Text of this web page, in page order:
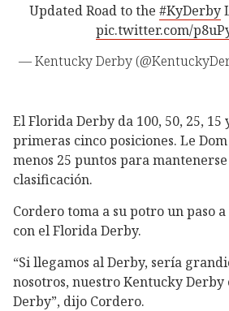
Updated Road to the #KyDerby
pic.twitter.com/
— Kentucky Derby
El Florida Derby da 100, 50, 25, 15
primeras cinco posiciones. Le
menos 25 puntos para
clasificación.
Cordero toma a su potro un paso
con el Florida Derby.
“Si llegamos al Derby, sería
nosotros, nuestro Kentucky Derby
Derby”, dijo Cordero.